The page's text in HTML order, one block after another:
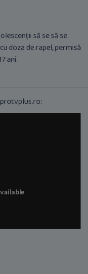
să se să se
doza de rapel, permisă
ani.